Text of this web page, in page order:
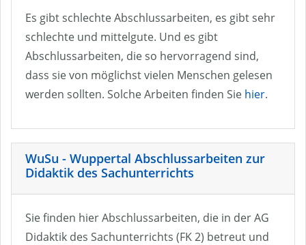
Es gibt schlechte Abschlussarbeiten, es gibt sehr
schlechte und mittelgute. Und es gibt
Abschlussarbeiten, die so hervorragend sind,
dass sie von möglichst vielen Menschen gelesen
werden sollten. Solche Arbeiten finden Sie hier.
WuSu - Wuppertal Abschlussarbeiten zur
Didaktik des Sachunterrichts
Sie finden hier Abschlussarbeiten, die in der AG
Didaktik des Sachunterrichts (FK 2) betreut und